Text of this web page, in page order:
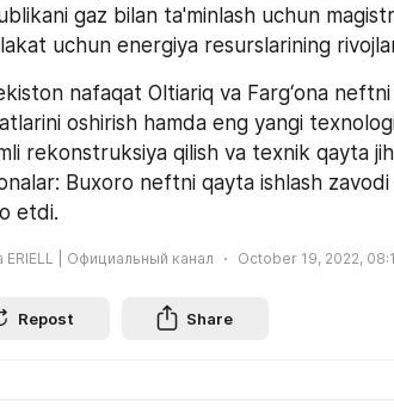
gaz bilan ta'minlash uchun
uchun energiya resurslarining
nafaqat Oltiariq va Farg‘ona
oshirish hamda eng yangi
rekonstruksiya qilish va texnik qayta
Buxoro neftni qayta ishlash zavodi
etdi.
ERIELL | Официальный канал October 19, 2022,
Repost Share